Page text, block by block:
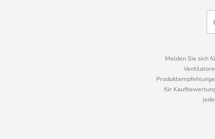
Melden Sie sich
für